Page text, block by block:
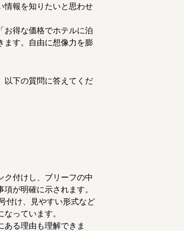
情報を知りたいと思わせ
お得な価格でホテルに泊
ます。自由に想像力を膨
以下の質問に答えてくだ
ク付けし、ブリーフの中
が明確に示されます。
付け、見やすい形式など
っています。
る理由も理解できま